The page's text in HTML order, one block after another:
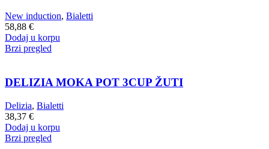
New induction, Bialetti
58,88 €
Dodaj u korpu
Brzi pregled
DELIZIA MOKA POT 3CUP ŽUTI
Delizia, Bialetti
38,37 €
Dodaj u korpu
Brzi pregled